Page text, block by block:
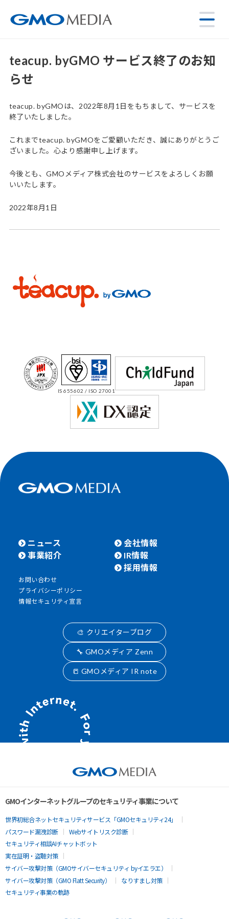
teacup. byGMO サービス終了のお知
らせ
teacup. byGMOは、2022年8月1日をもちまして、サービスを
終了いたしました。
これまでteacup. byGMOをご愛顧いただき、誠にありがとうご
ざいました。心より感謝申し上げます。
今後とも、GMOメディア株式会社のサービスをよろしくお願
いいたします。
2022年8月1日
IS 655602 / ISO 27001
ニュース
事業紹介
会社情報
IR情報
採用情報
お問い合わせ
プライバシーポリシー
情報セキュリティ宣言
🎨 クリエイターブログ
🔧 GMOメディア Zenn
📒 GMOメディア IR note
GMOインターネットグループのセキュリティ事業について
世界初総合ネットセキュリティサービス「GMOセキュリティ24」
パスワード漏洩診断
Webサイトリスク診断
セキュリティ相談AIチャットボット
実在証明・盗聴対策
サイバー攻撃対策（GMOサイバーセキュリティ byイエラエ）
サイバー攻撃対策（GMO Flatt Security）
なりすまし対策
セキュリティ事業の軌跡